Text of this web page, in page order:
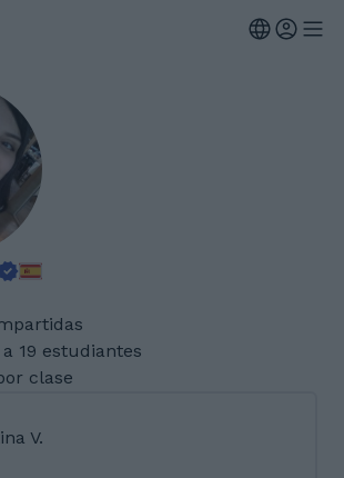
19 estudiantes
clase
V.